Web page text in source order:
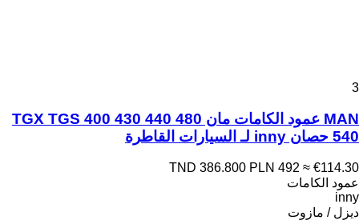
3
MAN عمود الكامات مان TGX TGS 400 430 440 480
540 حصان inny لـ السيارات القاطرة
TND 386.800 PLN 492 ≈ €114.30
عمود الكامات
inny
ديزل / مازوت